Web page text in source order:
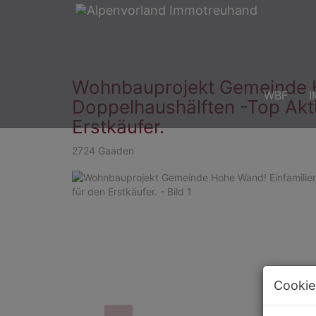
WBF
Wohnbauprojekt Gemeinde
Doppelhaushälften -Top
Erstkäufer.
2724 Gaaden